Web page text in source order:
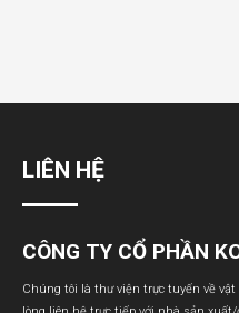
LIÊN HỆ
CÔNG TY CỔ PHẦN
Chúng tôi là thư viện trực tuyến về